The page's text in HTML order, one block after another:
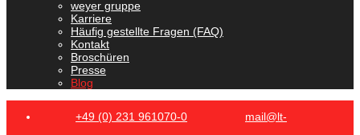
weyer gruppe
Karriere
Häufig gestellte Fragen (FAQ)
Kontakt
Broschüren
Presse
Blog
+49 (0) 231 961070-0 mail@lt-